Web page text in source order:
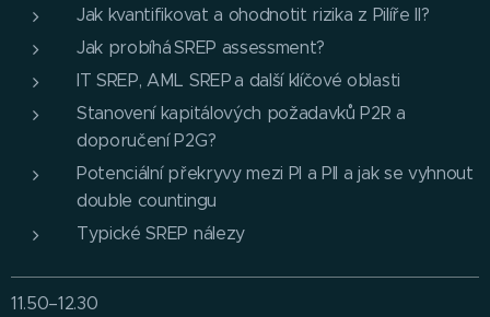
Jak kvantifikovat a ohodnotit rizika z Pilíře II?
Jak probíhá SREP assessment?
IT SREP, AML SREP a další klíčové oblasti
Stanovení kapitálových požadavků P2R a
doporučení P2G?
Potenciální překryvy mezi PI a PII a jak se vyhnout
double countingu
Typické SREP nálezy
11.50–12.30